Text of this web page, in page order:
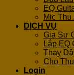
EQ
Mic Thu
DỊCH VỤ
Gia Sư
Lắp EQ
Thay
Cho
Login